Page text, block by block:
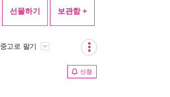
선물하기 보관함 +
중고로 팔기
신청